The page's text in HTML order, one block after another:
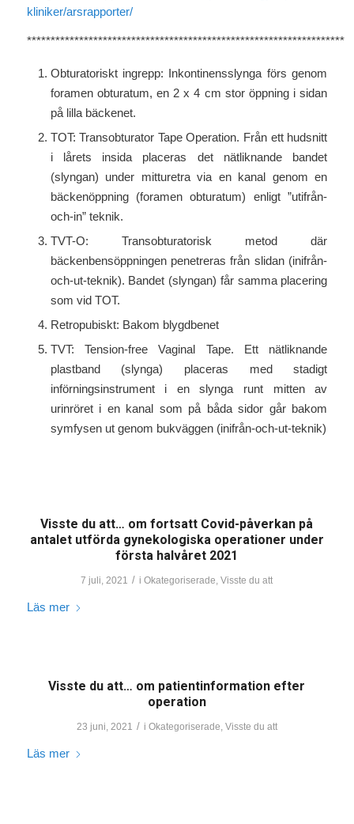
kliniker/arsrapporter/
*******************************************************************
Obturatoriskt ingrepp: Inkontinensslynga förs genom
foramen obturatum, en 2 x 4 cm stor öppning i sidan
på lilla bäckenet.
TOT: Transobturator Tape Operation. Från ett hudsnitt
i lårets insida placeras det nätliknande bandet
(slyngan) under mitturetra via en kanal genom en
bäckenöppning (foramen obturatum) enligt ”utifrån-
och-in” teknik.
TVT-O: Transobturatorisk metod där
bäckenbensöppningen penetreras från slidan (inifrån-
och-ut-teknik). Bandet (slyngan) får samma placering
som vid TOT.
Retropubiskt: Bakom blygdbenet
TVT: Tension-free Vaginal Tape. Ett nätliknande
plastband (slynga) placeras med stadigt
införningsinstrument i en slynga runt mitten av
urinröret i en kanal som på båda sidor går bakom
symfysen ut genom bukväggen (inifrån-och-ut-teknik)
Visste du att… om fortsatt Covid-påverkan på
antalet utförda gynekologiska operationer under
första halvåret 2021
7 juli, 2021 / iOkategoriserade,Visste du att
Läs mer
Visste du att… om patientinformation efter
operation
23 juni, 2021 / i Okategoriserade, Visste du att
Läs mer